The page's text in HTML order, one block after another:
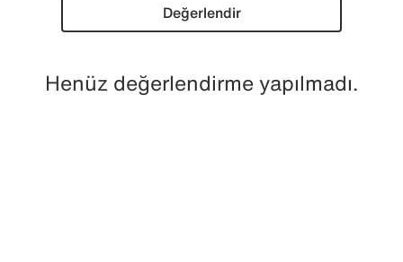
Değerlendir
Henüz değerlendirme yapılmadı.